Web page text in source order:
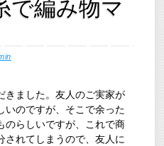
で編み物マ
きました。友人のご実家が
いのですが、そこで余った
のらしいですが、これで商
されてしまうので、友人に